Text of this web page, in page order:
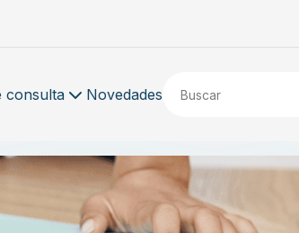
consulta Novedades